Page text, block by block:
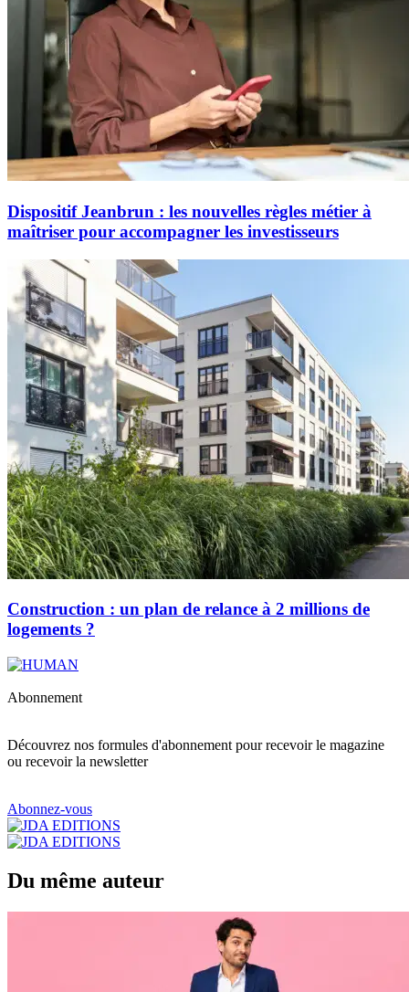
Dispositif Jeanbrun : les nouvelles règles métier à
maîtriser pour accompagner les investisseurs
Construction : un plan de relance à 2 millions de
logements ?
Abonnement
Découvrez nos formules d'abonnement pour recevoir le magazine
ou recevoir la newsletter
Abonnez-vous
Du même auteur